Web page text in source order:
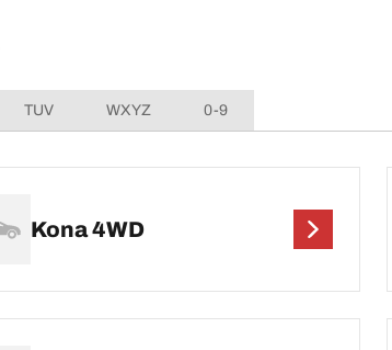
TUV WXYZ 0-9
Kona 4WD